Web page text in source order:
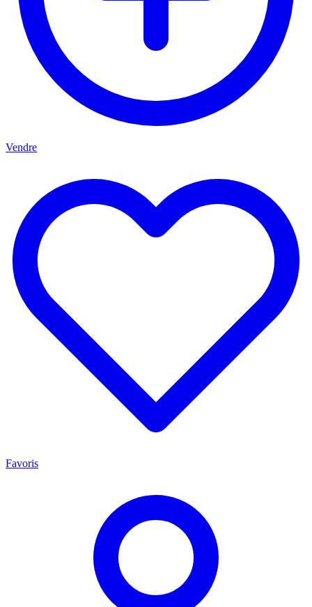
Vendre
Favoris